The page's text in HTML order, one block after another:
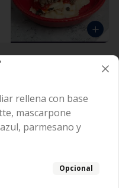
rellena con base
mascarpone
parmesano y
Opcional